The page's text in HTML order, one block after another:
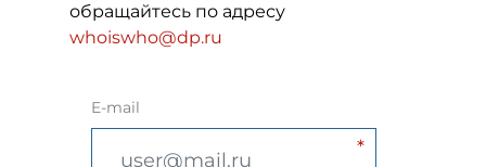
обращайтесь по адресу
whoiswho@dp.ru
E-mail